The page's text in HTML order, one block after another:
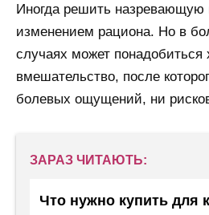
Иногда решить
изменением рациона. Но в
случаях может понадобиться
вмешательство, после
болевых ощущений, ни
ЗАРАЗ ЧИТАЮТЬ:
Что нужно купить для